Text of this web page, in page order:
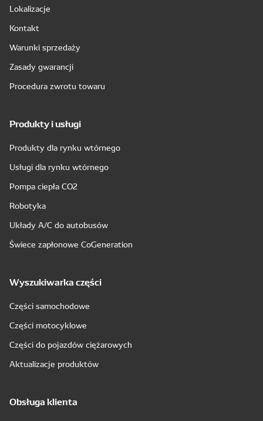
Lokalizacje
Kontakt
Warunki sprzedaży
Zasady gwarancji
Procedura zwrotu towaru
Produkty i usługi
Produkty dla rynku wtórnego
Usługi dla rynku wtórnego
Pompa ciepła CO2
Robotyka
Układy A/C do autobusów
Świece zapłonowe CoGeneration
Wyszukiwarka części
Części samochodowe
Części motocyklowe
Części do pojazdów ciężarowych
Aktualizacje produktów
Obsługa klienta